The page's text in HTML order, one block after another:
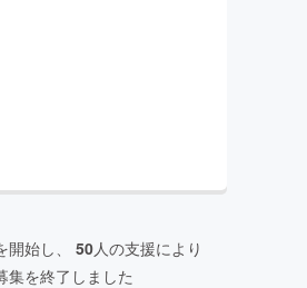
開始し、 50人の支援により
集を終了しました